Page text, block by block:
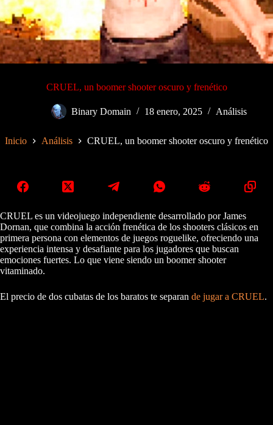
CRUEL, un boomer shooter oscuro y frenético
Binary Domain 18 enero, 2025 Análisis
Inicio Análisis CRUEL, un boomer shooter oscuro y frenético
CRUEL es un videojuego independiente desarrollado por James
Dornan, que combina la acción frenética de los shooters clásicos en
primera persona con elementos de juegos roguelike, ofreciendo una
experiencia intensa y desafiante para los jugadores que buscan
emociones fuertes. Lo que viene siendo un boomer shooter
vitaminado.
El precio de dos cubatas de los baratos te separan de jugar a CRUEL.